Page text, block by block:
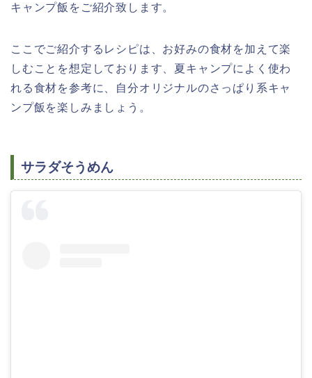
キャンプ飯をご紹介致します。
ここでご紹介するレシピは、お好みの食材を加えて楽
しむことを想定しております、夏キャンプによく使わ
れる食材を参考に、自分オリジナルのさっぱり系キャ
ンプ飯を楽しみましょう。
サラダそうめん